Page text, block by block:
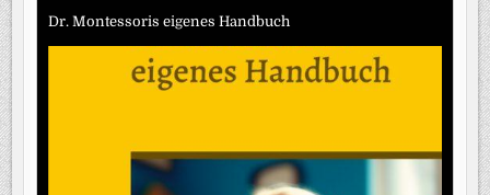
Dr. Montessoris eigenes Handbuch